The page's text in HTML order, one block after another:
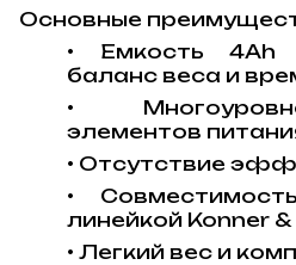
Основные
• Емкость 4Ah
баланс веса и
•
элементов
• Отсутствие
•
линейкой Konner &
• Легкий вес и